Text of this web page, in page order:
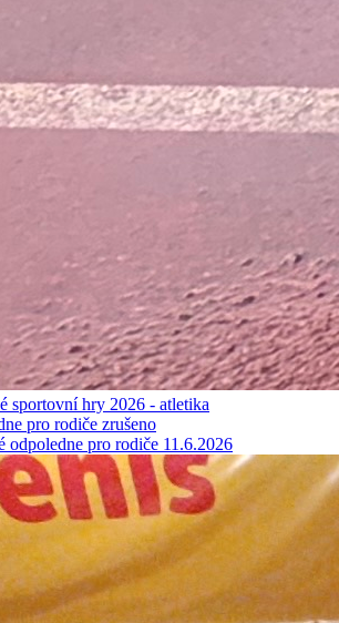
sportovní hry 2026 - atletika
pro rodiče zrušeno
odpoledne pro rodiče 11.6.2026